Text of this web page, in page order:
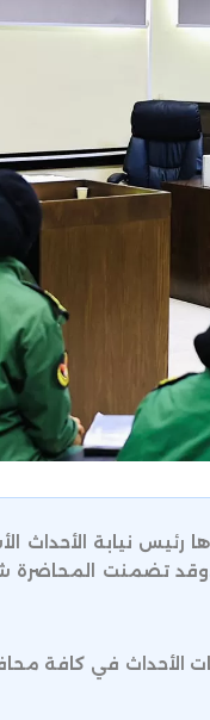
نيابة الأحداث
تضمنت المحاضرة
الأحداث في كافة